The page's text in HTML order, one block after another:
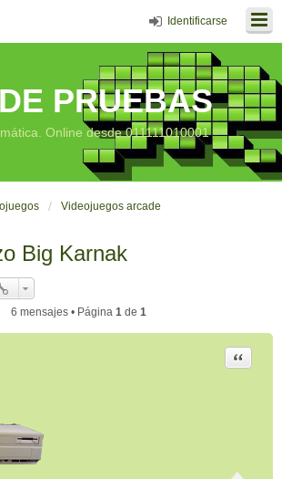
Identificarse
PRUEBAS
Online desde 011111010001
Videojuegos arcade
Big Karnak
6 mensajes • Página 1de 1
Citar